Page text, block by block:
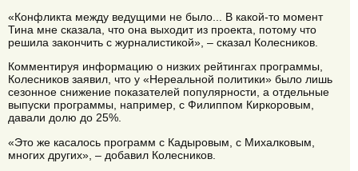
«Конфликта между ведущими не было... В какой-то момент
Тина мне сказала, что она выходит из проекта, потому что
решила закончить с журналистикой», – сказал Колесников.
Комментируя информацию о низких рейтингах программы,
Колесников заявил, что у «Нереальной политики» было лишь
сезонное снижение показателей популярности, а отдельные
выпуски программы, например, с Филиппом Киркоровым,
давали долю до 25%.
«Это же касалось программ с Кадыровым, с Михалковым,
многих других», – добавил Колесников.